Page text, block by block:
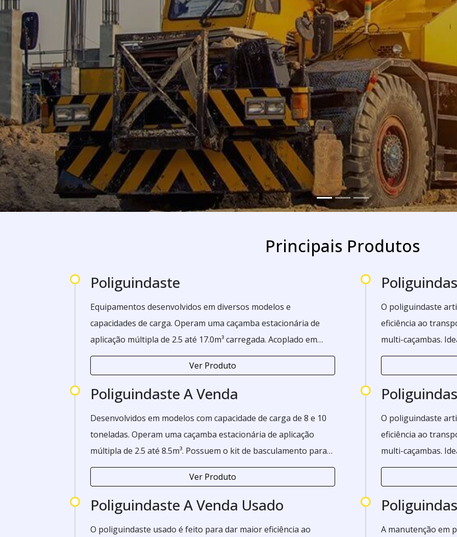
Principais Produtos
Poliguindaste
Equipamentos desenvolvidos em diversos modelos e
capacidades de carga. Operam uma caçamba estacionária de
aplicação múltipla de 2.5 até 17.0m³ carregada. Acoplado em
chassi leve, operando 01 caçamba aberta de 3m³ de carga
coroada.
Ver Produto
Poliguindaste A Venda
Desenvolvidos em modelos com capacidade de carga de 8 e 10
toneladas. Operam uma caçamba estacionária de aplicação
múltipla de 2.5 até 8.5m³. Possuem o kit de basculamento para
despejar/bascular de 3 até 5m de altura.
Ver Produto
Poliguindaste A Venda Usado
O poliguindaste usado é feito para dar maior eficiência ao
O poliguindaste
eficiência ao
multi-caçambas.
basculamento e
O poliguindaste
eficiência ao
multi-caçambas.
basculamento e
A manutenção em